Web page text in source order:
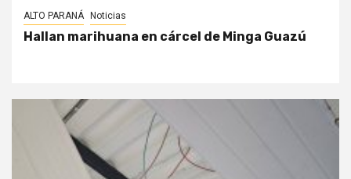
ALTO PARANÁ Noticias
Hallan marihuana en cárcel de Minga Guazú